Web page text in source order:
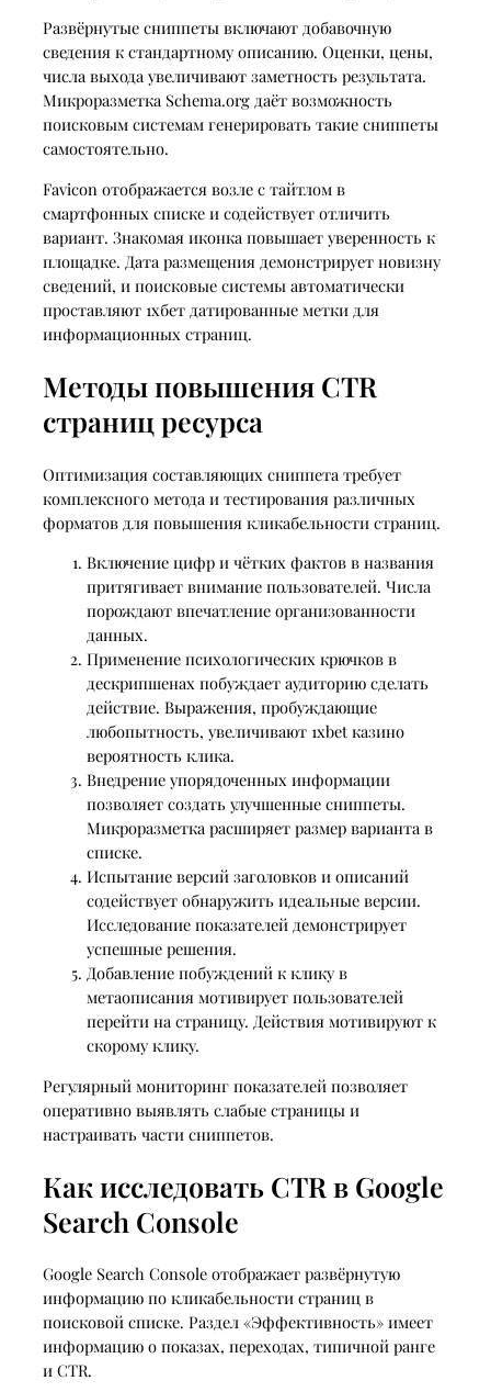
Развёрнутые сниппеты включают добавочную
сведения к стандартному описанию. Оценки, цены,
числа выхода увеличивают заметность результата.
Микроразметка Schema.org даёт возможность
поисковым системам генерировать такие сниппеты
самостоятельно.
Favicon отображается возле с тайтлом в
смартфонных списке и содействует отличить
вариант. Знакомая иконка повышает уверенность к
площадке. Дата размещения демонстрирует новизну
сведений, и поисковые системы автоматически
проставляют 1хбет датированные метки для
информационных страниц.
Методы повышения CTR
страниц ресурса
Оптимизация составляющих сниппета требует
комплексного метода и тестирования различных
форматов для повышения кликабельности страниц.
Включение цифр и чётких фактов в названия
притягивает внимание пользователей. Числа
порождают впечатление организованности
данных.
Применение психологических крючков в
дескрипшенах побуждает аудиторию сделать
действие. Выражения, пробуждающие
любопытность, увеличивают 1xbet казино
вероятность клика.
Внедрение упорядоченных информации
позволяет создать улучшенные сниппеты.
Микроразметка расширяет размер варианта в
списке.
Испытание версий заголовков и описаний
содействует обнаружить идеальные версии.
Исследование показателей демонстрирует
успешные решения.
Добавление побуждений к клику в
метаописания мотивирует пользователей
перейти на страницу. Действия мотивируют к
скорому клику.
Регулярный мониторинг показателей позволяет
оперативно выявлять слабые страницы и
настраивать части сниппетов.
Как исследовать CTR в Google
Search Console
Google Search Console отображает развёрнутую
информацию по кликабельности страниц в
поисковой списке. Раздел «Эффективность» имеет
информацию о показах, переходах, типичной ранге
и CTR.